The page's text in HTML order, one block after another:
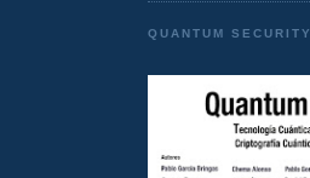
QUANTUM SECURITY